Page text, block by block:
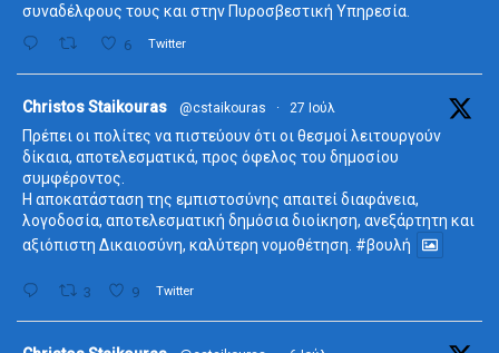
συναδέλφους τους και στην Πυροσβεστική Υπηρεσία.
6 Twitter
Christos Staikouras @cstaikouras · 27 Ιούλ
Πρέπει οι πολίτες να πιστεύουν ότι οι θεσμοί λειτουργούν
δίκαια, αποτελεσματικά, προς όφελος του δημοσίου
συμφέροντος.
Η αποκατάσταση της εμπιστοσύνης απαιτεί διαφάνεια,
λογοδοσία, αποτελεσματική δημόσια διοίκηση, ανεξάρτητη και
αξιόπιστη Δικαιοσύνη, καλύτερη νομοθέτηση. #βουλή
3 9 Twitter